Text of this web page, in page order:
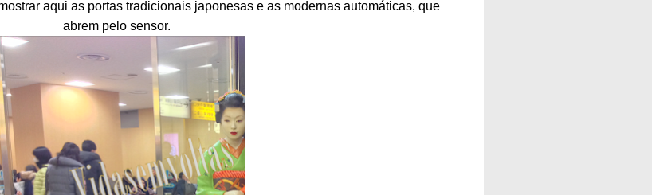
aqui as portas tradicionais japonesas e as modernas automáticas, que
abrem pelo sensor.